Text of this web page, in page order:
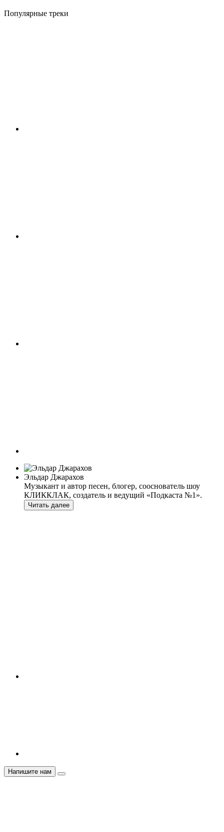
Популярные треки
Эльдар Джарахов
Музыкант и автор песен, блогер, сооснователь шоу
КЛИККЛАК, создатель и ведущий «Подкаста №1».
Читать далее
Напишите нам